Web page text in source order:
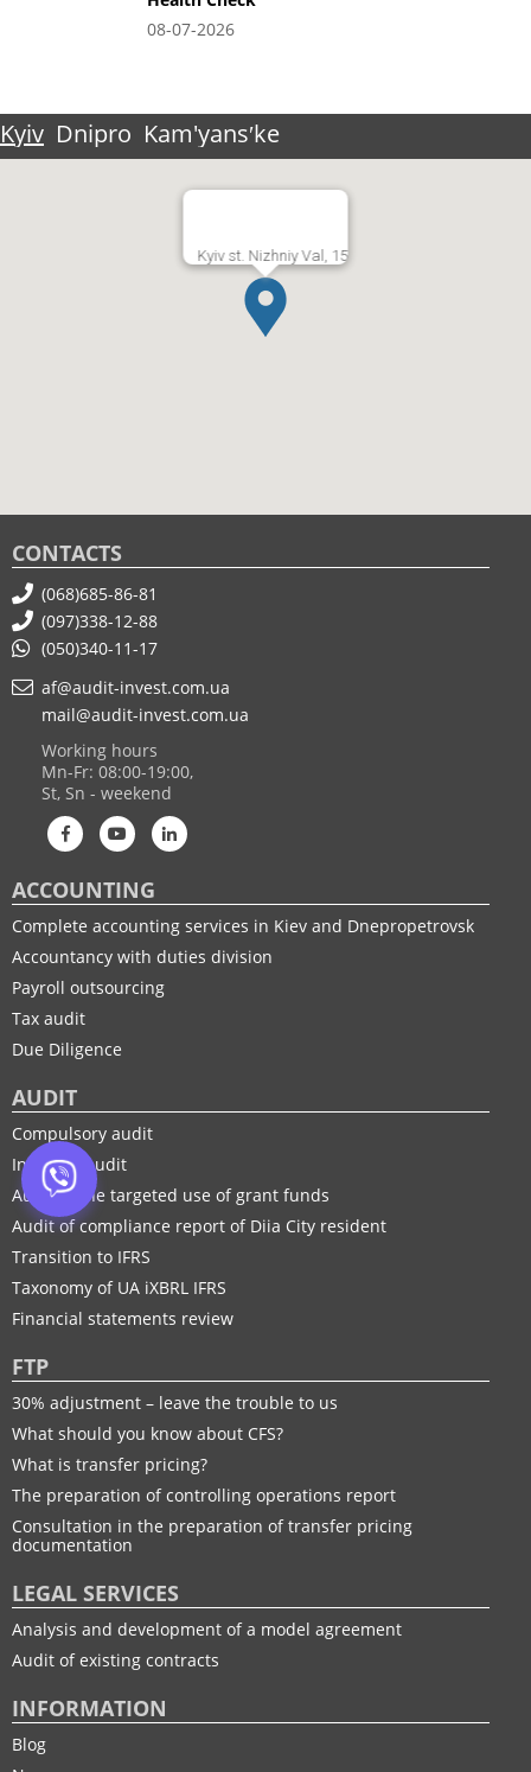
08-07-2026
Kyiv Dnipro Kam'yansʹke
Kyiv st. Nizhniy Val, 15
CONTACTS
(068)685-86-81
(097)338-12-88
(050)340-11-17
af@audit-invest.com.ua
mail@audit-invest.com.ua
Working hours
Mn-Fr: 08:00-19:00,
St, Sn - weekend
ACCOUNTING
Complete accounting services in Kiev and Dnepropetrovsk
Accountancy with duties division
Payroll outsourcing
Tax audit
Due Diligence
AUDIT
Compulsory audit
Initiative audit
Audit of the targeted use of grant funds
Audit of compliance report of Diia City resident
Transition to IFRS
Taxonomy of UA іXBRL IFRS
Financial statements review
FTP
30% adjustment – leave the trouble to us
What should you know about CFS?
What is transfer pricing?
The preparation of controlling operations report
Consultation in the preparation of transfer pricing
documentation
LEGAL SERVICES
Analysis and development of a model agreement
Audit of existing contracts
INFORMATION
Blog